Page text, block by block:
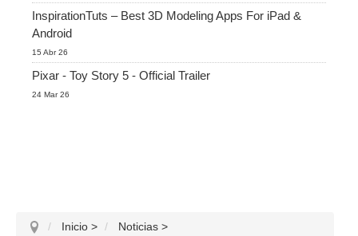
InspirationTuts – Best 3D Modeling Apps For iPad &
Android
15 Abr 26
Pixar - Toy Story 5 - Official Trailer
24 Mar 26
Inicio > Noticias >